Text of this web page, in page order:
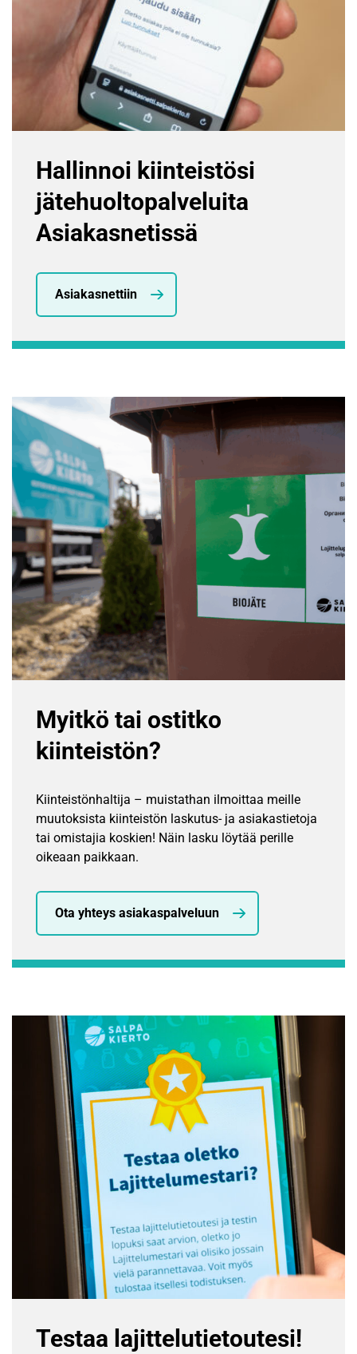
Hallinnoi kiinteistösi
jätehuoltopalveluita
Asiakasnetissä
Asiakasnettiin
Myitkö tai ostitko
kiinteistön?
Kiinteistönhaltija – muistathan ilmoittaa meille
muutoksista kiinteistön laskutus- ja asiakastietoja
tai omistajia koskien! Näin lasku löytää perille
oikeaan paikkaan.
Ota yhteys asiakaspalveluun
Testaa lajittelutietoutesi!